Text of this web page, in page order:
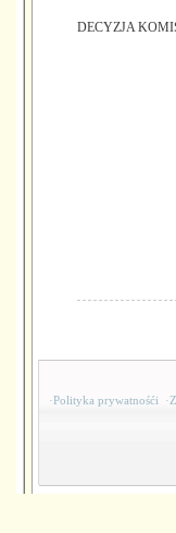
DECYZJA
·Polityka prywatnośći ·